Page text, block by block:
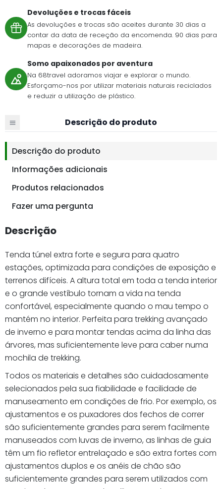
Devoluções e trocas fáceis
As devoluções e trocas são aceites durante 30 dias a
contar da data de receção da encomenda. 90 dias para
mapas e decorações de madeira.
Somo apaixonados por aventura
Na 68travel adoramos viajar e explorar o mundo.
Esforçamo-nos por utilizar materiais naturais reciclados
e reduzir a utilização de plástico.
Descrição do produto
Descrição do produto
Informações adicionais
Produtos relacionados
Fazer uma pergunta
Descrição
Tenda túnel extra forte e segura para quatro
estações, optimizada para condições de exposição e
terrenos difíceis. A altura total em toda a tenda interior
e o grande vestíbulo tornam a vida na tenda
confortável, especialmente quando o mau tempo o
mantém no interior. Perfeita para trekking avançado
de inverno e para montar tendas acima da linha das
árvores, mas suficientemente leve para caber numa
mochila de trekking.
Todos os materiais e detalhes são cuidadosamente
selecionados pela sua fiabilidade e facilidade de
manuseamento em condições de frio. Por exemplo, os
ajustamentos e os puxadores dos fechos de correr
são suficientemente grandes para serem facilmente
manuseados com luvas de inverno, as linhas de guia
têm um fio refletor entrelaçado e são extra fortes com
ajustamentos duplos e os anéis de chão são
suficientemente grandes para serem utilizados com